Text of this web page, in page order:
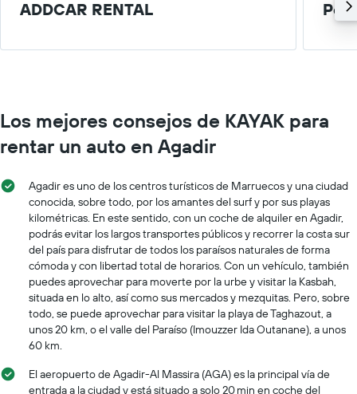
ADDCAR RENTAL
Los mejores consejos de KAYAK para
rentar un auto en Agadir
Agadir es uno de los centros turísticos de Marruecos y una ciudad
conocida, sobre todo, por los amantes del surf y por sus playas
kilométricas. En este sentido, con un coche de alquiler en Agadir,
podrás evitar los largos transportes públicos y recorrer la costa sur
del país para disfrutar de todos los paraísos naturales de forma
cómoda y con libertad total de horarios. Con un vehículo, también
puedes aprovechar para moverte por la urbe y visitar la Kasbah,
situada en lo alto, así como sus mercados y mezquitas. Pero, sobre
todo, se puede aprovechar para visitar la playa de Taghazout, a
unos 20 km, o el valle del Paraíso (Imouzzer Ida Outanane), a unos
60 km.
El aeropuerto de Agadir-Al Massira (AGA) es la principal vía de
entrada a la ciudad y está situado a solo 20 min en coche del